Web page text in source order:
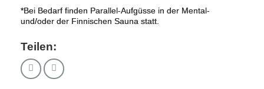
*Bei Bedarf finden Parallel-Aufgüsse in der Mental-
und/oder der Finnischen Sauna statt.
Teilen: